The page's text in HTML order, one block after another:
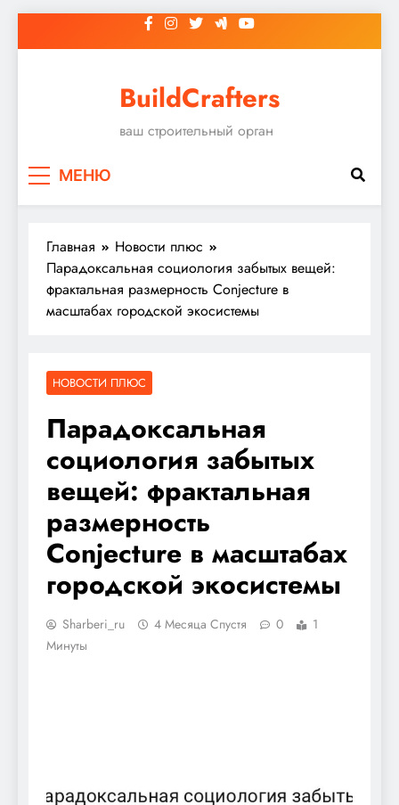
к
BuildCrafters
ваш строительный орган
МЕНЮ
Главная
Новости плюс
Парадоксальная социология забытых вещей:
фрактальная размерность Conjecture в
масштабах городской экосистемы
НОВОСТИ ПЛЮС
Парадоксальная
социология забытых
вещей: фрактальная
размерность
Conjecture в масштабах
городской экосистемы
Sharberi_ru 4 Месяца Спустя 0
1
Минуты